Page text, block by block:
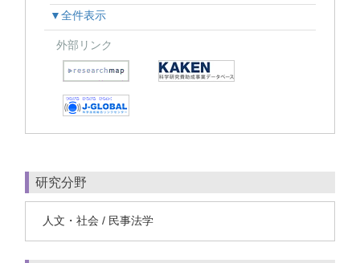
▼全件表示
外部リンク
研究分野
人文・社会 / 民事法学